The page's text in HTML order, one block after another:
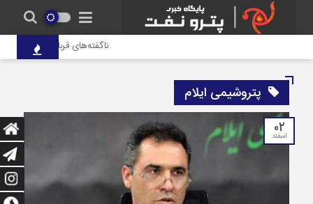
ناگفته‌های قربانزاده از واگذاری ۱۲ درصد هلدینگ خلیج فارس
پتروشیمی ایلام
۰۲
اسفند